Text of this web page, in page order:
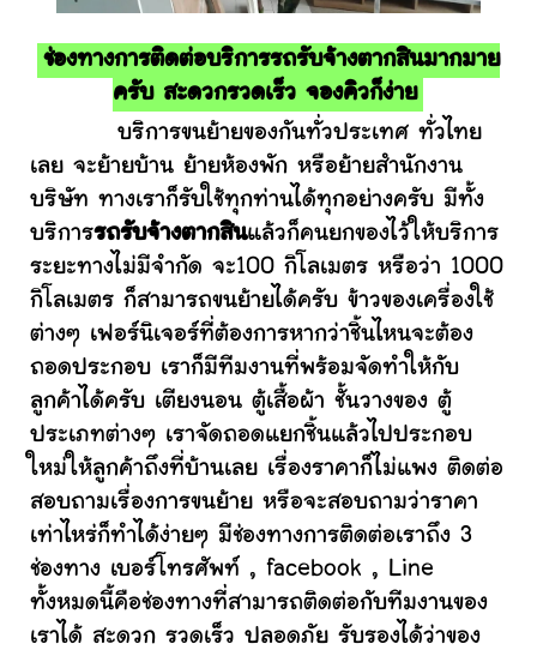
ช่องทางการติดต่อบริการรถรับจ้างตากสินมากมาย
ครับ สะดวกรวดเร็ว จองคิวก็ง่าย
บริการขนย้ายของกันทั่วประเทศ ทั่วไทย
เลย จะย้ายบ้าน ย้ายห้องพัก หรือย้ายสำนักงาน
บริษัท ทางเราก็รับใช้ทุกท่านได้ทุกอย่างครับ มีทั้ง
บริการรถรับจ้างตากสินแล้วก็คนยกของไว้ให้บริการ
ระยะทางไม่มีจำกัด จะ100 กิโลเมตร หรือว่า 1000
กิโลเมตร ก็สามารถขนย้ายได้ครับ ข้าวของเครื่องใช้
ต่างๆ เฟอร์นิเจอร์ที่ต้องการหากว่าชิ้นไหนจะต้อง
ถอดประกอบ เราก็มีทีมงานที่พร้อมจัดทำให้กับ
ลูกค้าได้ครับ เตียงนอน ตู้เสื้อผ้า ชั้นวางของ ตู้
ประเภทต่างๆ เราจัดถอดแยกชิ้นแล้วไปประกอบ
ใหม่ให้ลูกค้าถึงที่บ้านเลย เรื่องราคาก็ไม่แพง ติดต่อ
สอบถามเรื่องการขนย้าย หรือจะสอบถามว่าราคา
เท่าไหร่ก็ทำได้ง่ายๆ มีช่องทางการติดต่อเราถึง 3
ช่องทาง เบอร์โทรศัพท์ , facebook , Line
ทั้งหมดนี้คือช่องทางที่สามารถติดต่อกับทีมงานของ
เราได้ สะดวก รวดเร็ว ปลอดภัย รับรองได้ว่าของ